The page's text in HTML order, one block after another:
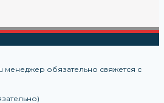
менеджер обязательно свяжется с